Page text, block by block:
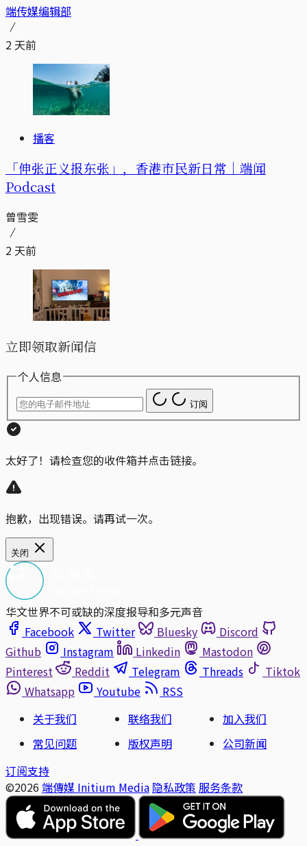
端传媒编辑部
2 天前
播客
「伸张正义报东张」，香港市民新日常｜端闻
Podcast
曾雪雯
2 天前
立即领取新闻信
个人信息
订阅
太好了！请检查您的收件箱并点击链接。
抱歉，出现错误。请再试一次。
关闭
华文世界不可或缺的深度报导和多元声音
Facebook
Twitter Bluesky
Discord
Github
Instagram Linkedin
Mastodon
Pinterest
Reddit Telegram Threads
Tiktok
Whatsapp
Youtube
RSS
关于我们
联络我们
加入我们
常见问题
版权声明
公司新闻
订阅支持
©2026 端傳媒 Initium Media 隐私政策 服务条款